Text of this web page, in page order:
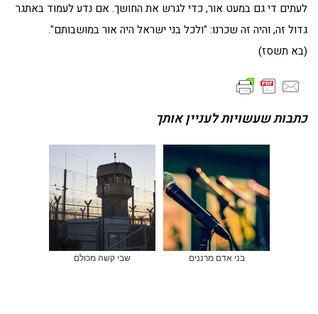
לעתים די גם במעט אור, כדי לגרש את החושך. אם נדע לעמוד באתגר
גדול זה, והיה זה שכרנו: "ולכל בני ישראל היה אור במושבותם".
(בא תשסז)
כתבות שעשויות לעניין אותך
בני אדם מרננים שבי קשה מכולם